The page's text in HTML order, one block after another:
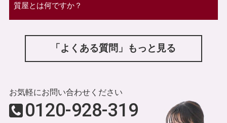
質屋とは何ですか？
「よくある質問」もっと見る
お気軽にお問い合わせください
0120-928-319